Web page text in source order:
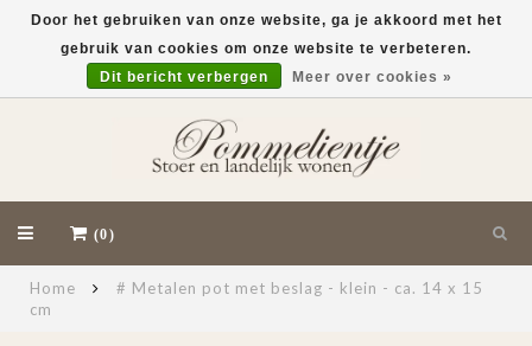
(0)
Home
# Metalen pot met beslag - klein - ca. 14 x 15
cm
Door het gebruiken van onze website, ga je akkoord met het
gebruik van cookies om onze website te verbeteren.
Dit bericht verbergen
Meer over cookies »